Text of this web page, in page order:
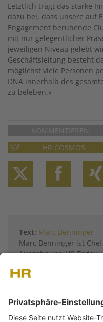
Letztlich trägt das starke
dazu bei, dass unsere auf
Engagement beruhende
mit nur gelegentlicher
jeweiligen Niveau gelebt
Geschäftsleitung besteht
möglichst viele Personen
DNA innerhalb des
zu beleben.»
KOMMENTIEREN
HR COSMOS
Text: Marc Benninger
Marc Benninger ist
Ausgabe von HR Today.
Weitere Artikel von